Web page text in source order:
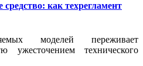
как техрегламент
моделей переживает
ужесточением технического